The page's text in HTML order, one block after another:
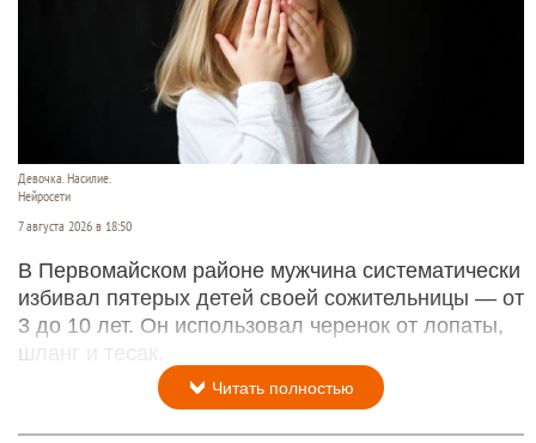
Девочка. Насилие.
Нейросети
7 августа 2026 в 18:50
В Первомайском районе мужчина систематически
избивал пятерых детей своей сожительницы — от
3 до 10 лет. Он использовал черенок от лопаты,
шланг и тесак.
Читать полностью